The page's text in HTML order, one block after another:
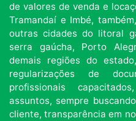
de valores de venda e
Tramandaí e Imbé,
outras cidades do litoral
serra gaúcha, Porto
demais regiões do
regularizações de
profissionais
assuntos, sempre
cliente, transparência em